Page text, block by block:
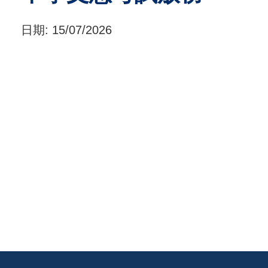
日期: 15/07/2026